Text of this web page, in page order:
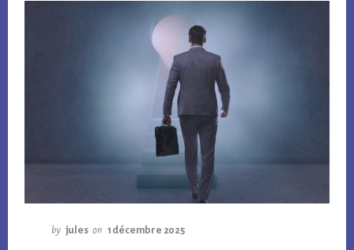
by jules on 1 décembre 2025